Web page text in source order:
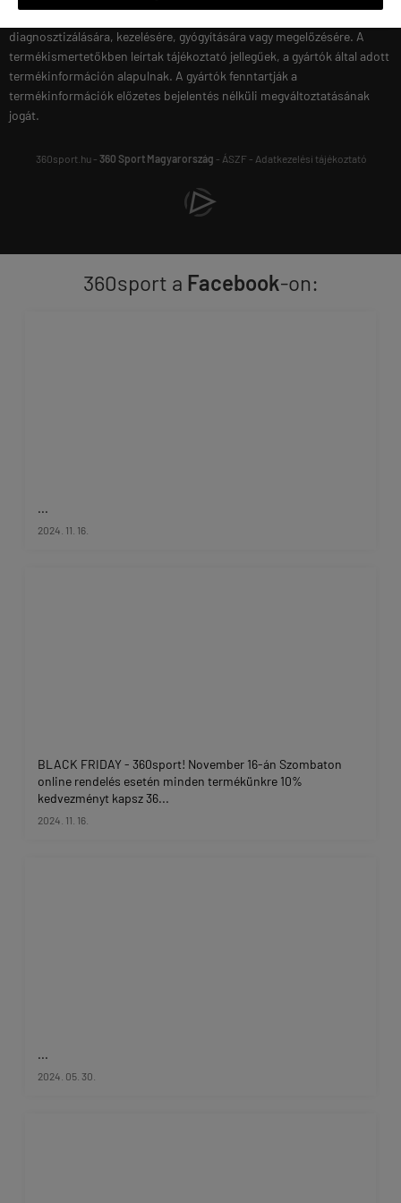
diagnosztizálására, kezelésére, gyógyítására vagy megelőzésére. A
termékismertetőkben leírtak tájékoztató jellegűek, a gyártók által adott
termékinformáción alapulnak. A gyártók fenntartják a
termékinformációk előzetes bejelentés nélküli megváltoztatásának
jogát.
360sport.hu - 360 Sport Magyarország - ÁSZF- Adatkezelési tájékoztató
360sport a Facebook-on:
...
2024. 11. 16.
BLACK FRIDAY - 360sport! November 16-án Szombaton
online rendelés esetén minden termékünkre 10%
kedvezményt kapsz 36...
2024. 11. 16.
...
2024. 05. 30.